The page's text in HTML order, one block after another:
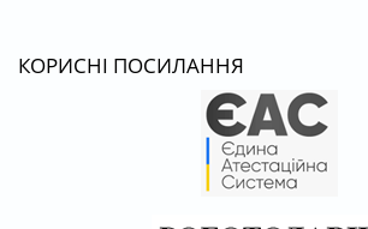
КОРИСНІ ПОСИЛАННЯ